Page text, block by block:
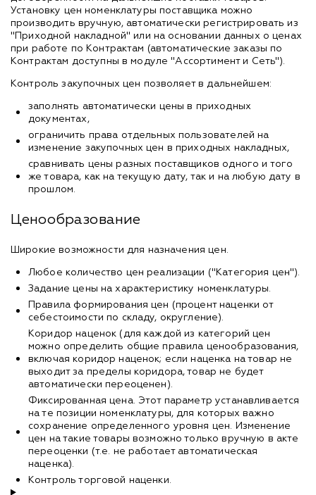
Установку цен номенклатуры поставщика можно
производить вручную, автоматически регистрировать из
"Приходной накладной" или на основании данных о ценах
при работе по Контрактам (автоматические заказы по
Контрактам доступны в модуле "Ассортимент и Сеть").
Контроль закупочных цен позволяет в дальнейшем:
заполнять автоматически цены в приходных
документах,
ограничить права отдельных пользователей на
изменение закупочных цен в приходных накладных,
сравнивать цены разных поставщиков одного и того
же товара, как на текущую дату, так и на любую дату в
прошлом.
Ценообразование
Широкие возможности для назначения цен.
Любое количество цен реализации ("Категория цен").
Задание цены на характеристику номенклатуры.
Правила формирования цен (процент наценки от
себестоимости по складу, округление).
Коридор наценок (для каждой из категорий цен
можно определить общие правила ценообразования,
включая коридор наценок; если наценка на товар не
выходит за пределы коридора, товар не будет
автоматически переоценен).
Фиксированная цена. Этот параметр устанавливается
на те позиции номенклатуры, для которых важно
сохранение определенного уровня цен. Изменение
цен на такие товары возможно только вручную в акте
переоценки (т.е. не работает автоматическая
наценка).
Контроль торговой наценки.